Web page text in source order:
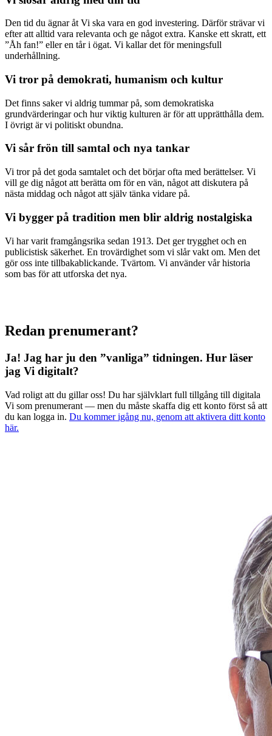
Den tid du ägnar åt Vi ska vara en god investering. Därför strävar vi
efter att alltid vara relevanta och ge något extra. Kanske ett skratt, ett
”Åh fan!” eller en tår i ögat. Vi kallar det för meningsfull
underhållning.
Vi tror på demokrati, humanism och kultur
Det finns saker vi aldrig tummar på, som demokratiska
grundvärderingar och hur viktig kulturen är för att upprätthålla dem.
I övrigt är vi politiskt obundna.
Vi sår frön till samtal och nya tankar
Vi tror på det goda samtalet och det börjar ofta med berättelser. Vi
vill ge dig något att berätta om för en vän, något att diskutera på
nästa middag och något att själv tänka vidare på.
Vi bygger på tradition men blir aldrig nostalgiska
Vi har varit framgångsrika sedan 1913. Det ger trygghet och en
publicistisk säkerhet. En trovärdighet som vi slår vakt om. Men det
gör oss inte tillbakablickande. Tvärtom. Vi använder vår historia
som bas för att utforska det nya.
Redan prenumerant?
Ja! Jag har ju den ”vanliga” tidningen. Hur läser
jag Vi digitalt?
Vad roligt att du gillar oss! Du har självklart full tillgång till digitala
Vi som prenumerant — men du måste skaffa dig ett konto först så att
du kan logga in. Du kommer igång nu, genom att aktivera ditt konto
här.